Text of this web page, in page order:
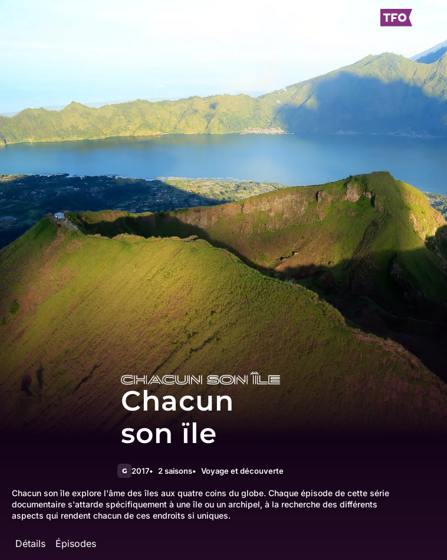
Chacun
son ïle
G 2017 2 saisons Voyage et découverte
Chacun son île explore l'âme des îles aux quatre coins du globe. Chaque épisode de cette série
documentaire s'attarde spécifiquement à une île ou un archipel, à la recherche des différents
aspects qui rendent chacun de ces endroits si uniques.
Détails Épisodes